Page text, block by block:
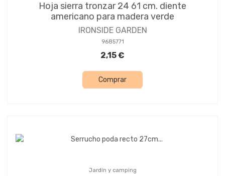
Hoja sierra tronzar 24 61 cm. diente
americano para madera verde
IRONSIDE GARDEN
9685771
2,15 €
Comprar
Jardín y camping